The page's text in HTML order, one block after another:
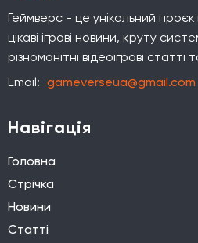
Геймверс - це унікальний
цікаві ігрові новини, круту
різноманітні відеоігрові
Email: gameverseua@gmail.com
Навігація
Головна
Стрічка
Новини
Статті